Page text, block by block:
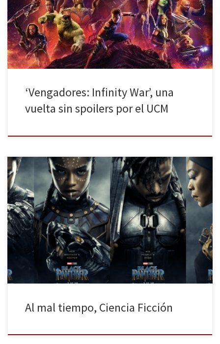
última superproducción de Marvel hasta la fecha. No solo es la
película más ambiciosa del Universo Cinematográfico Marvel (UCM
a partir de ahora) dicho por los directores Anthony […]
‘Vengadores: Infinity War’, una
vuelta sin spoilers por el UCM
La primavera ha llegado plagada de lluvia y mal tiempo. Como de
momento no apetece otra cosa que no sea encerrarte en un sitio
seco y caliente a disfrutar de buenas historias os dejamos tres
recomendaciones muy diferentes: una para disfrutar ya que
todavía aguanta en cines casi dos meses […]
Al mal tiempo, Ciencia Ficción